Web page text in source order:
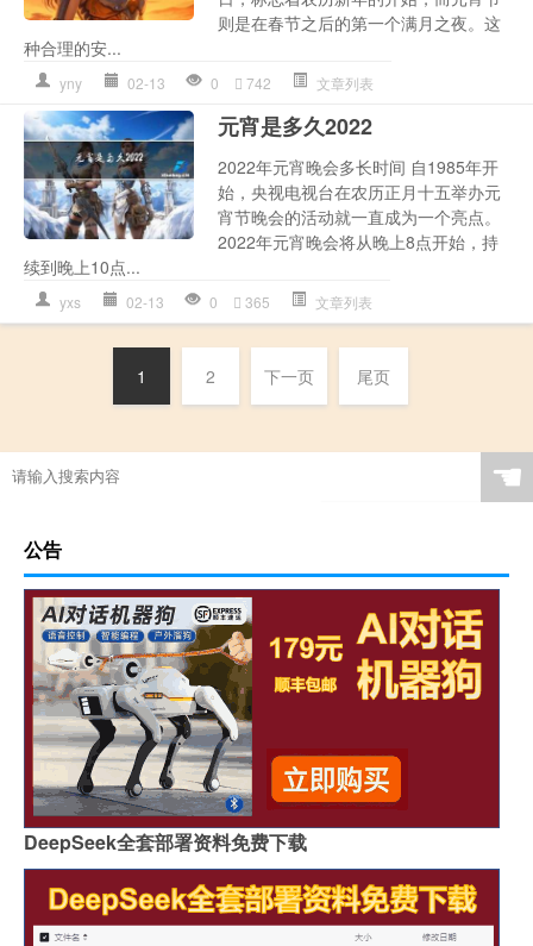
则是在春节之后的第一个满月之夜。这
种合理的安...
yny 02-13 0 742 文章列表
元宵是多久2022
2022年元宵晚会多长时间 自1985年开
始，央视电视台在农历正月十五举办元
宵节晚会的活动就一直成为一个亮点。
2022年元宵晚会将从晚上8点开始，持
续到晚上10点...
yxs 02-13 0 365 文章列表
1 2 下一页 尾页
☚
公告
DeepSeek全套部署资料免费下载